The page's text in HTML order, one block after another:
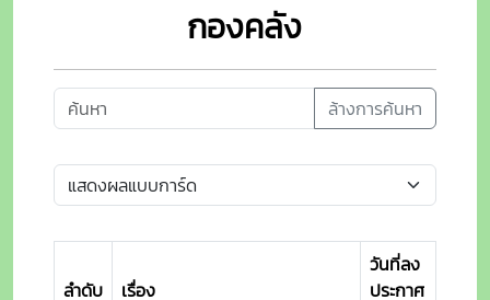
กองคลัง
ล้างการค้นหา
ลำดับ เรื่อง
วันที่ลง
ประกาศ